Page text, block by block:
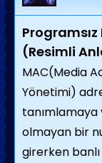
(Resimli
MAC(Media
Yönetimi)
tanımlamaya
olmayan bir
girerken